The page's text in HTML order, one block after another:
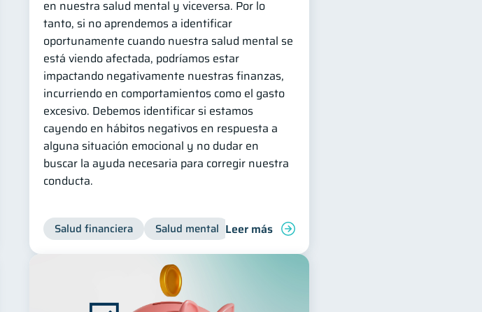
en nuestra salud mental y viceversa. Por lo
tanto, si no aprendemos a identificar
oportunamente cuando nuestra salud mental se
está viendo afectada, podríamos estar
impactando negativamente nuestras finanzas,
incurriendo en comportamientos como el gasto
excesivo. Debemos identificar si estamos
cayendo en hábitos negativos en respuesta a
alguna situación emocional y no dudar en
buscar la ayuda necesaria para corregir nuestra
conducta.
Salud financiera Salud mental Inclusión financiera
Leer más